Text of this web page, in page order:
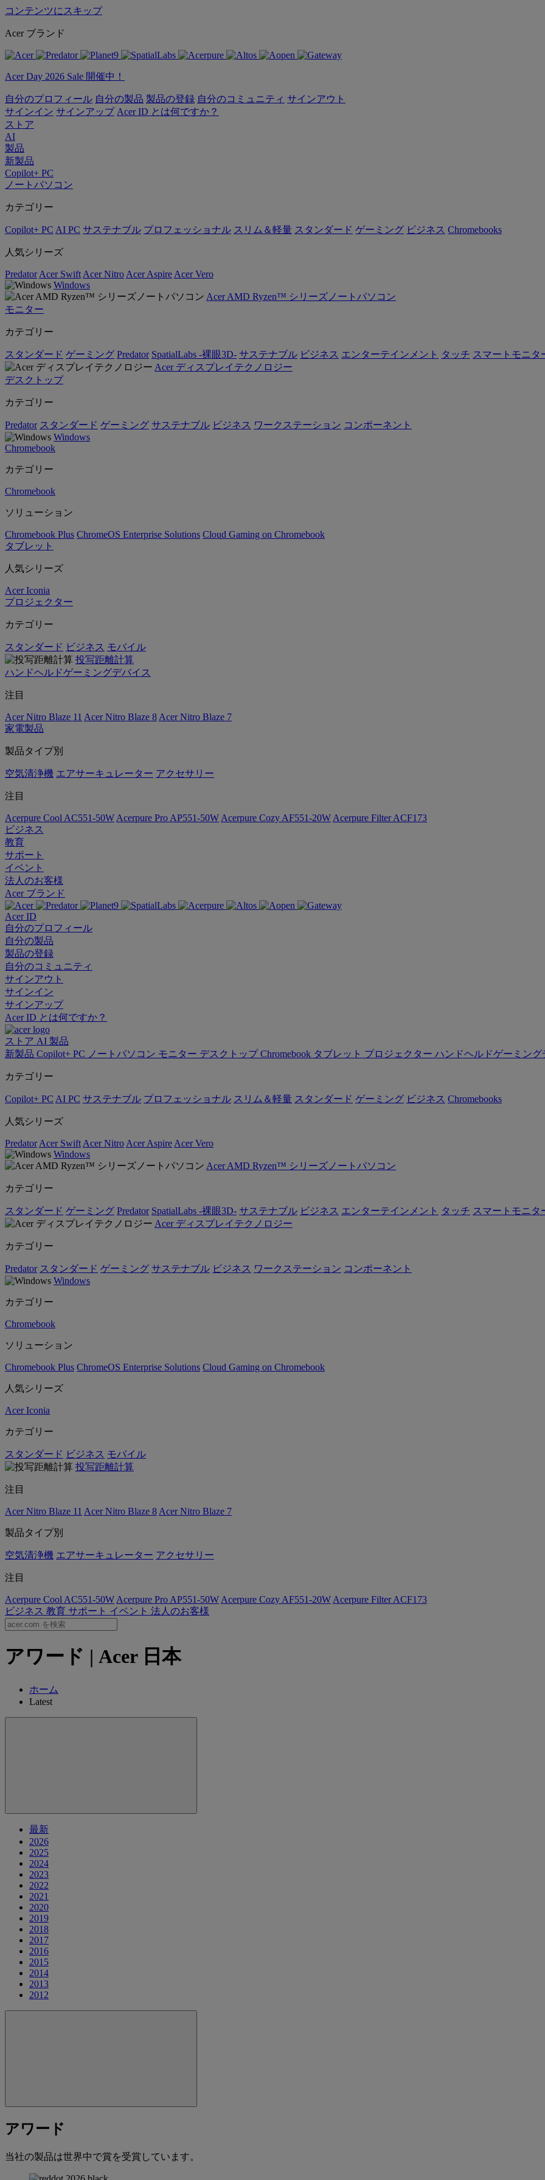
コンテンツにスキップ
Acer ブランド
Acer Day 2026 Sale 開催中！
自分のプロフィール 自分の製品 製品の登録 自分のコミュニティ サインアウト
サインイン サインアップ Acer ID とは何ですか？
ストア
AI
製品
新製品
Copilot+ PC
ノートパソコン
カテゴリー
Copilot+ PC AI PC サステナブル プロフェッショナル スリム＆軽量 スタンダード ゲーミング ビジネス Chromebooks
人気シリーズ
Predator Acer Swift Acer Nitro Acer Aspire Acer Vero
Windows
Acer AMD Ryzen™ シリーズノートパソコン
モニター
カテゴリー
スタンダード ゲーミング Predator SpatialLabs -裸眼3D- サステナブル ビジネス エンターテインメント タッチ スマートモニタ
Acer ディスプレイテクノロジー
デスクトップ
カテゴリー
Predator スタンダード ゲーミング サステナブル ビジネス ワークステーション コンポーネント
Windows
Chromebook
カテゴリー
Chromebook
ソリューション
Chromebook Plus ChromeOS Enterprise Solutions Cloud Gaming on Chromebook
タブレット
人気シリーズ
Acer Iconia
プロジェクター
カテゴリー
スタンダード ビジネス モバイル
投写距離計算
ハンドヘルドゲーミングデバイス
注目
Acer Nitro Blaze 11 Acer Nitro Blaze 8 Acer Nitro Blaze 7
家電製品
製品タイプ別
空気清浄機 エアサーキュレーター アクセサリー
注目
Acerpure Cool AC551-50W Acerpure Pro AP551-50W Acerpure Cozy AF551-20W Acerpure Filter ACF173
ビジネス
教育
サポート
イベント
法人のお客様
Acer ブランド
Acer ID
自分のプロフィール
自分の製品
製品の登録
自分のコミュニティ
サインアウト
サインイン
サインアップ
Acer ID とは何ですか？
ストア AI 製品
新製品 Copilot+ PC ノートパソコン モニター デスクトップChromebook タブレット プロジェクター ハンドヘルドゲーミン
カテゴリー
Copilot+ PC AI PC サステナブル プロフェッショナル スリム＆軽量 スタンダード ゲーミング ビジネス Chromebooks
人気シリーズ
Predator Acer Swift Acer Nitro Acer Aspire Acer Vero
Windows
Acer AMD Ryzen™ シリーズノートパソコン
カテゴリー
スタンダード ゲーミング Predator SpatialLabs -裸眼3D- サステナブル ビジネス エンターテインメント タッチ スマートモニタ
Acer ディスプレイテクノロジー
カテゴリー
Predator スタンダード ゲーミング サステナブル ビジネス ワークステーション コンポーネント
Windows
カテゴリー
Chromebook
ソリューション
Chromebook Plus ChromeOS Enterprise Solutions Cloud Gaming on Chromebook
人気シリーズ
Acer Iconia
カテゴリー
スタンダード ビジネス モバイル
投写距離計算
注目
Acer Nitro Blaze 11 Acer Nitro Blaze 8 Acer Nitro Blaze 7
製品タイプ別
空気清浄機 エアサーキュレーター アクセサリー
注目
Acerpure Cool AC551-50W Acerpure Pro AP551-50W Acerpure Cozy AF551-20W Acerpure Filter ACF173
ビジネス 教育 サポート イベント 法人のお客様
アワード | Acer 日本
ホーム
Latest
最新
2026
2025
2024
2023
2022
2021
2020
2019
2018
2017
2016
2015
2014
2013
2012
アワード
当社の製品は世界中で賞を受賞しています。